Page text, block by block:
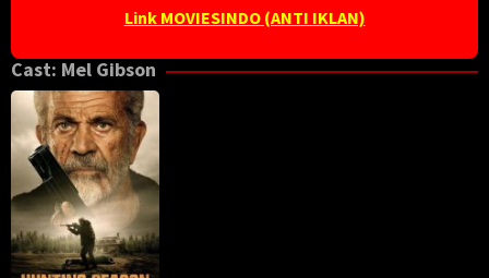
Link MOVIESINDO (ANTI IKLAN)
Cast: Mel Gibson